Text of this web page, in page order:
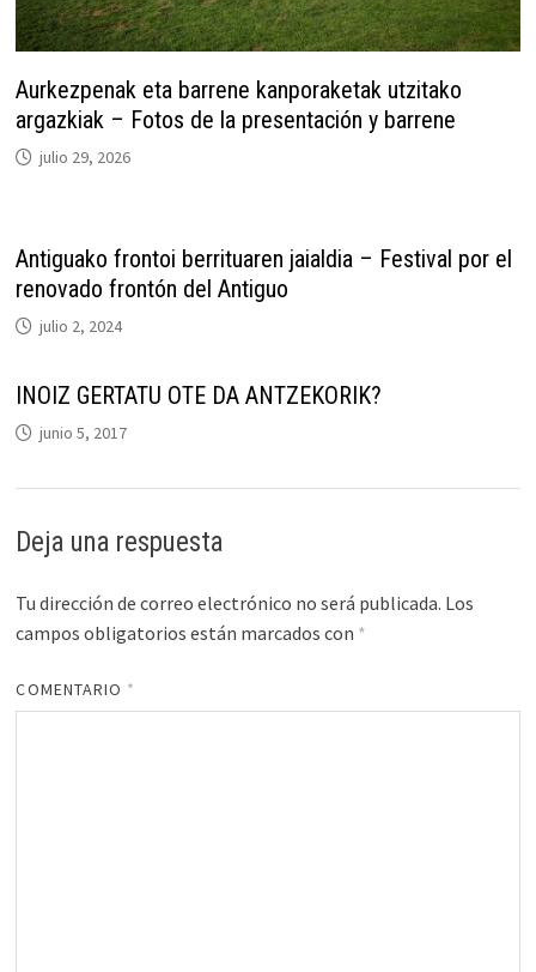
Aurkezpenak eta barrene kanporaketak utzitako
argazkiak – Fotos de la presentación y barrene
julio 29, 2026
Antiguako frontoi berrituaren jaialdia – Festival por el
renovado frontón del Antiguo
julio 2, 2024
INOIZ GERTATU OTE DA ANTZEKORIK?
junio 5, 2017
Deja una respuesta
Tu dirección de correo electrónico no será publicada. Los
campos obligatorios están marcados con *
COMENTARIO *